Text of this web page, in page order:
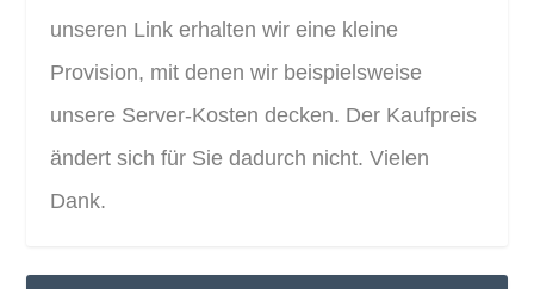
unseren Link erhalten wir eine kleine
Provision, mit denen wir beispielsweise
unsere Server-Kosten decken. Der Kaufpreis
ändert sich für Sie dadurch nicht. Vielen
Dank.